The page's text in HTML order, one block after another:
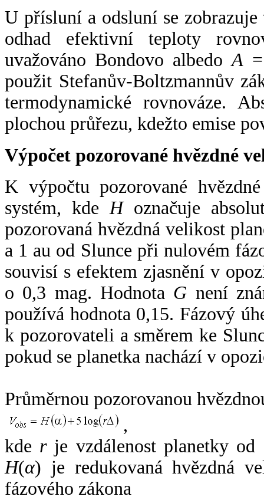
U přísluní a odsluní se
odhad efektivní teploty
uvažováno Bondovo albedoA
použit Stefanův-Boltzmannův
termodynamické rovnováze.
plochou průřezu, kdežto emise
Výpočet pozorované hvězdné
K výpočtu pozorované
systém, kde Hoznačuje
pozorovaná hvězdná velikost
a 1 au od Slunce při nulovém
souvisí s efektem zjasnění v
o 0,3 mag. Hodnota G není
používá hodnota 0,15. Fázový
k pozorovateli a směrem ke
pokud se planetka nachází v
Průměrnou pozorovanou
,
kde rje vzdálenost planetky od
H(α) je redukovaná hvězdná
fázového zákona